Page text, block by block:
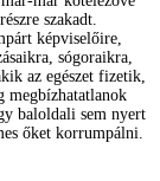
szakadt.
képviselőire,
sógoraikra,
az egészet fizetik,
megbízhatatlanok
baloldali sem nyert
őket korrumpálni.